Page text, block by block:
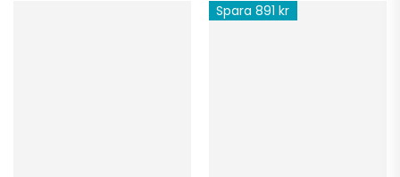
Spara 891 kr